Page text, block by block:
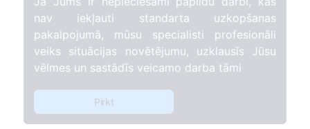
nav iekļauti standarta uzkopšanas
pakalpojumā, mūsu specialisti profesionāli
veiks situācijas novētējumu, uzklausīs Jūsu
vēlmes un sastādīs veicamo darba tāmi
Pirkt